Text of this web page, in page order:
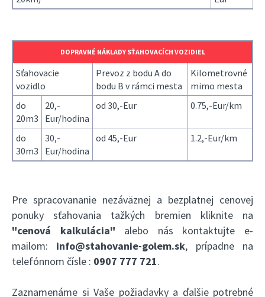
DOPRAVNÉ NÁKLADY SŤAHOVACÍCH VOZIDIEL
Sťahovacie
vozidlo
Prevoz z bodu A do
bodu B v rámci mesta
Kilometrovné
mimo mesta
do
20m3
20,-
Eur/hodina
od 30,-Eur 0.75,-Eur/km
do
30m3
30,-
Eur/hodina
od 45,-Eur 1.2,-Eur/km
Pre spracovananie nezáväznej a bezplatnej cenovej
ponuky sťahovania tažkých bremien kliknite na
"cenová kalkulácia" alebo nás kontaktujte e-
mailom: info@stahovanie-golem.sk, prípadne na
telefónnom čísle : 0907 777 721.
Zaznamenáme si Vaše požiadavky a ďalšie potrebné